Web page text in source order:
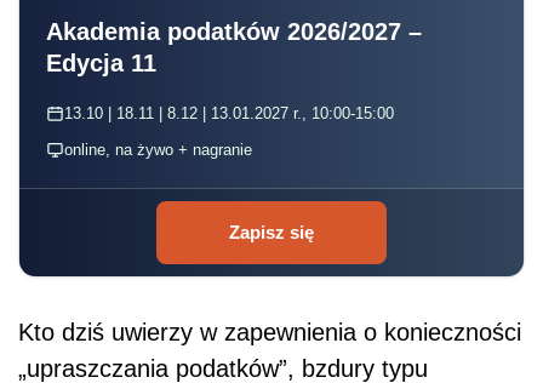
Akademia podatków 2026/2027 –
Edycja 11
13.10 | 18.11 | 8.12 | 13.01.2027 r., 10:00-15:00
online, na żywo + nagranie
Zapisz się
Kto dziś uwierzy w zapewnienia o konieczności
„upraszczania podatków”, bzdury typu